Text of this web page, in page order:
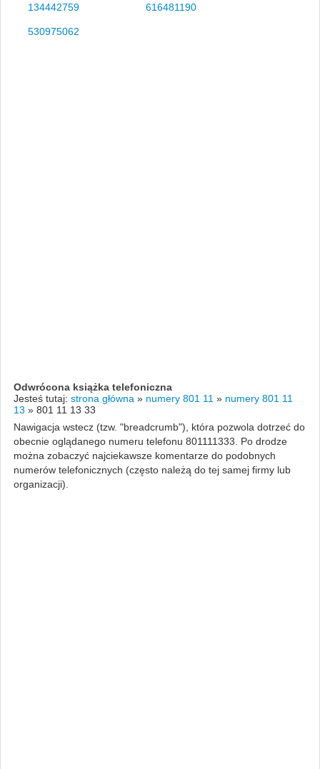
134442759 616481190
530975062
Odwrócona książka telefoniczna
Jesteś tutaj: strona główna » numery 801 11 » numery 801 11
13 » 801 11 13 33
Nawigacja wstecz (tzw. "breadcrumb"), która pozwola dotrzeć do
obecnie oglądanego numeru telefonu 801111333. Po drodze
można zobaczyć najciekawsze komentarze do podobnych
numerów telefonicznych (często należą do tej samej firmy lub
organizacji).